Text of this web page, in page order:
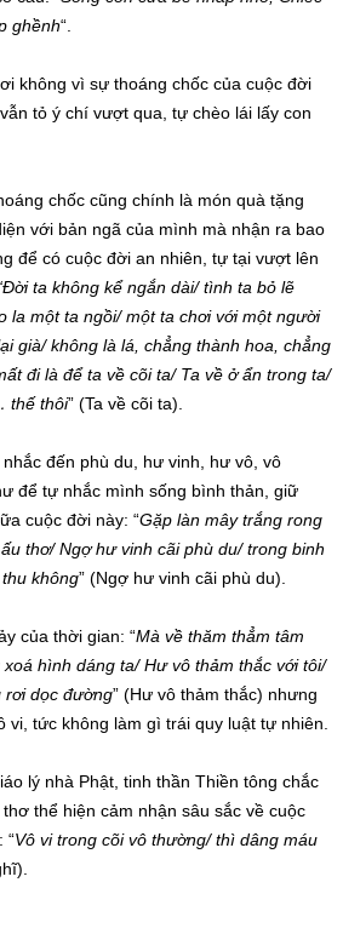
ghềnh“.
không vì sự thoáng chốc của cuộc đời
tỏ ý chí vượt qua, tự chèo lái lấy con
chốc cũng chính là món quà tặng
với bản ngã của mình mà nhận ra bao
để có cuộc đời an nhiên, tự tại vượt lên
ta không kể ngắn dài/ tình ta bỏ lẽ
la một ta ngồi/ một ta chơi với một người
già/ không là lá, chẳng thành hoa, chẳng
đi là để ta về cõi ta/ Ta về ở ẩn trong ta/
thế thôi” (Ta về cõi ta).
đến phù du, hư vinh, hư vô, vô
để tự nhắc mình sống bình thản, giữ
cuộc đời này: “Gặp làn mây trắng rong
thơ/ Ngợ hư vinh cãi phù du/ trong binh
không” (Ngợ hư vinh cãi phù du).
của thời gian: “Mà về thăm thẳm tâm
hình dáng ta/ Hư vô thảm thắc với tôi/
rơi dọc đường” (Hư vô thảm thắc) nhưng
vi, tức không làm gì trái quy luật tự nhiên.
lý nhà Phật, tinh thần Thiền tông chắc
thể hiện cảm nhận sâu sắc về cuộc
“Vô vi trong cõi vô thường/ thì dâng máu